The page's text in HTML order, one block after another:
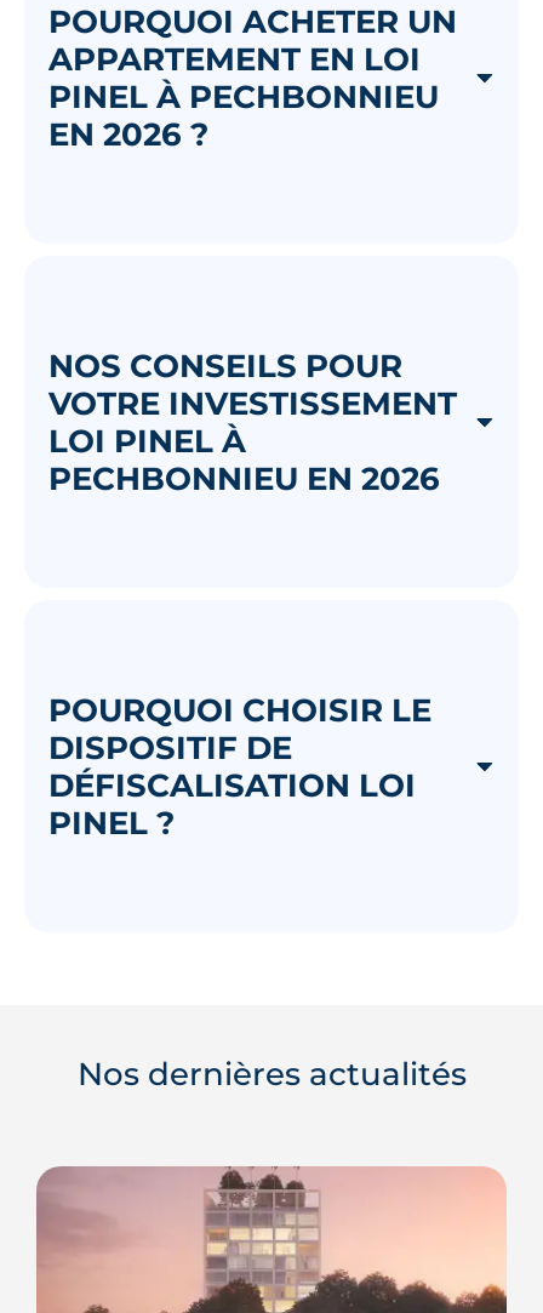
POURQUOI ACHETER UN
APPARTEMENT EN LOI
PINEL À PECHBONNIEU
EN 2026 ?
NOS CONSEILS POUR
VOTRE INVESTISSEMENT
LOI PINEL À
PECHBONNIEU EN 2026
POURQUOI CHOISIR LE
DISPOSITIF DE
DÉFISCALISATION LOI
PINEL ?
Nos dernières actualités